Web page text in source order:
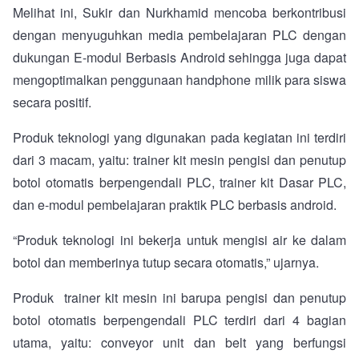
Melihat ini, Sukir dan Nurkhamid mencoba berkontribusi
dengan menyuguhkan media pembelajaran PLC dengan
dukungan E-modul Berbasis Android sehingga juga dapat
mengoptimalkan penggunaan handphone milik para siswa
secara positif.
Produk teknologi yang digunakan pada kegiatan ini terdiri
dari 3 macam, yaitu: trainer kit mesin pengisi dan penutup
botol otomatis berpengendali PLC, trainer kit Dasar PLC,
dan e-modul pembelajaran praktik PLC berbasis android.
“Produk teknologi ini bekerja untuk mengisi air ke dalam
botol dan memberinya tutup secara otomatis,” ujarnya.
Produk trainer kit mesin ini barupa pengisi dan penutup
botol otomatis berpengendali PLC terdiri dari 4 bagian
utama, yaitu: conveyor unit dan belt yang berfungsi